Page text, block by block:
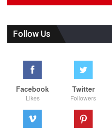
Follow Us
Facebook
Likes
Twitter
Followers